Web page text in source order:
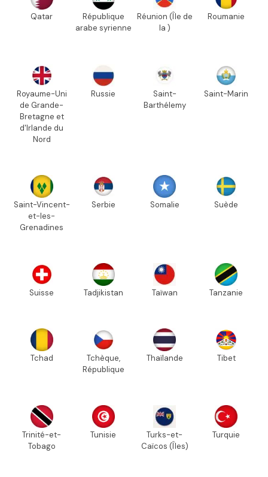
Qatar
République
arabe syrienne
Réunion (Île de
la )
Roumanie
Royaume-Uni
de Grande-
Bretagne et
d'Irlande du
Nord
Russie
Saint-
Barthélemy
Saint-Marin
Saint-Vincent-
et-les-
Grenadines
Serbie Somalie Suède
Suisse Tadjikistan Taïwan Tanzanie
Tchad
Tchèque,
République
Thaïlande Tibet
Trinité-et-
Tobago
Tunisie
Turks-et-
Caïcos (Îles)
Turquie